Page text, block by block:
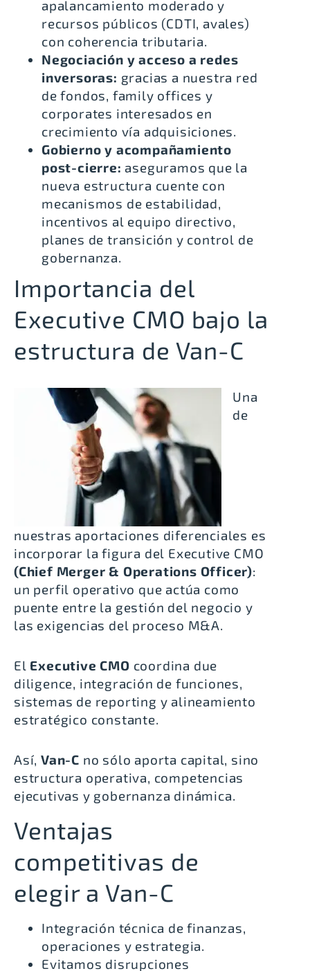
apalancamiento moderado y
recursos públicos (CDTI, avales)
con coherencia tributaria.
Negociación y acceso a redes
inversoras: gracias a nuestra red
de fondos, family offices y
corporates interesados en
crecimiento vía adquisiciones.
Gobierno y acompañamiento
post-cierre: aseguramos que la
nueva estructura cuente con
mecanismos de estabilidad,
incentivos al equipo directivo,
planes de transición y control de
gobernanza.
Importancia del
Executive CMO bajo la
estructura de Van-C
Una
de
nuestras aportaciones diferenciales es
incorporar la figura del Executive CMO
(Chief Merger & Operations Officer):
un perfil operativo que actúa como
puente entre la gestión del negocio y
las exigencias del proceso M&A.
El Executive CMO coordina due
diligence, integración de funciones,
sistemas de reporting y alineamiento
estratégico constante.
Así, Van-C no sólo aporta capital, sino
estructura operativa, competencias
ejecutivas y gobernanza dinámica.
Ventajas
competitivas de
elegir a Van-C
Integración técnica de finanzas,
operaciones y estrategia.
Evitamos disrupciones